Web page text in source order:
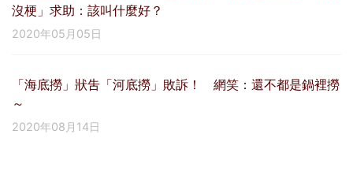
沒梗」求助：該叫什麼好？
2020年05月05日
「海底撈」狀吿「河底撈」敗訴！ 網笑：還不都是鍋裡撈
～
2020年08月14日